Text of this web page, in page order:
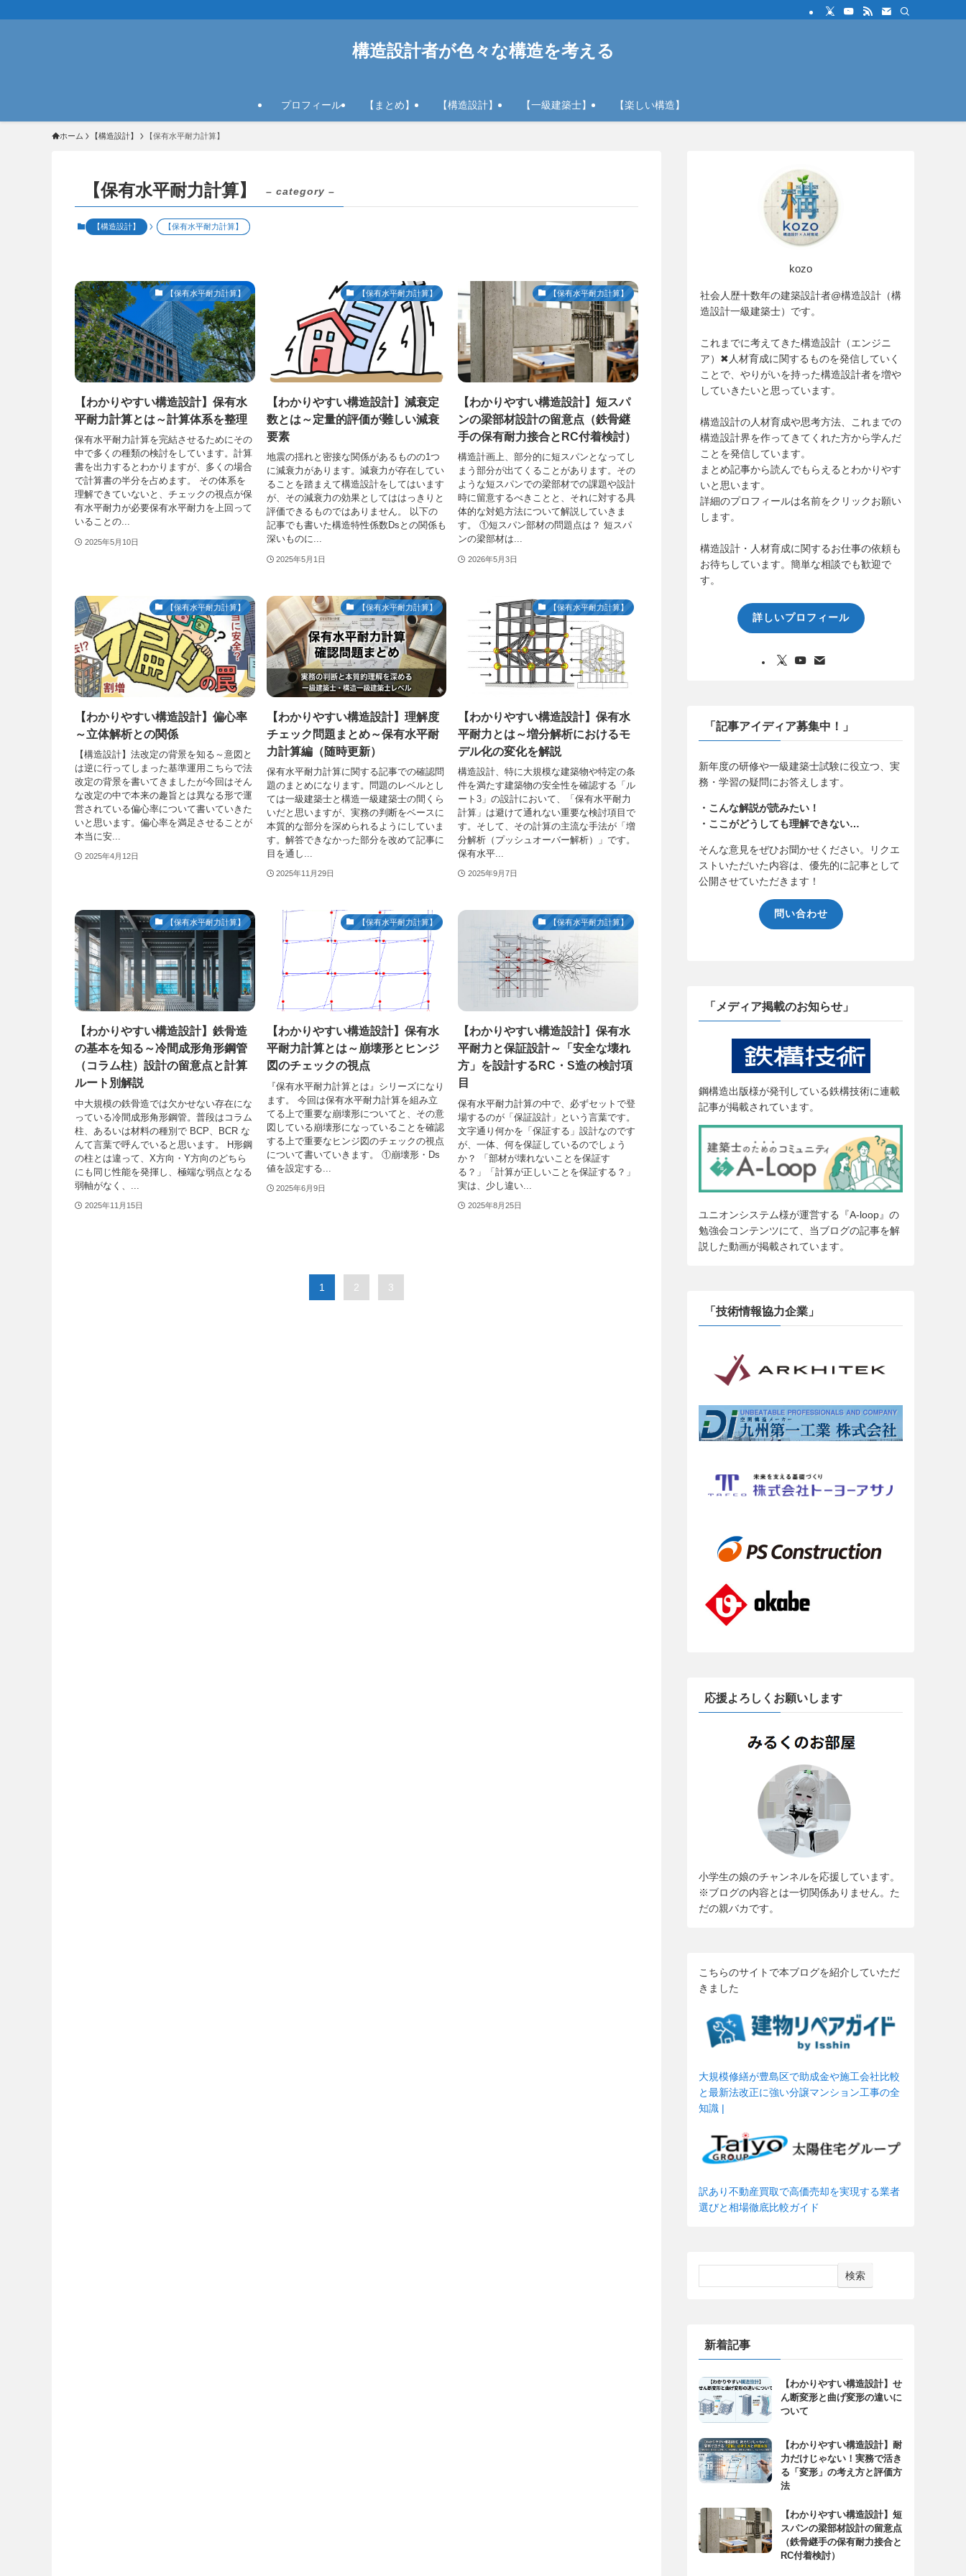
構造設計者が色々な構造を考える
プロフィール 【まとめ】 【構造設計】 【一級建築士】 【楽しい構造】
ホーム 【構造設計】 【保有水平耐力計算】
【保有水平耐力計算】 – category –
【構造設計】 【保有水平耐力計算】
【保有水平耐力計算】
【わかりやすい構造設計】保有水
平耐力計算とは～計算体系を整理
保有水平耐力計算を完結させるためにその
中で多くの種類の検討をしています。計算
書を出力するとわかりますが、多くの場合
で計算書の半分を占めます。 その体系を
理解できていないと、チェックの視点が保
有水平耐力が必要保有水平耐力を上回って
いることの...
2025年5月10日
【保有水平耐力計算】
【わかりやすい構造設計】減衰定
数とは～定量的評価が難しい減衰
要素
地震の揺れと密接な関係があるものの1つ
に減衰力があります。減衰力が存在してい
ることを踏まえて構造設計をしてはいます
が、その減衰力の効果としてははっきりと
評価できるものではありません。 以下の
記事でも書いた構造特性係数Dsとの関係も
深いものに...
2025年5月1日
【保有水平耐力計算】
【わかりやすい構造設計】短スパ
ンの梁部材設計の留意点（鉄骨継
手の保有耐力接合とRC付着検討）
構造計画上、部分的に短スパンとなってし
まう部分が出てくることがあります。その
ような短スパンでの梁部材での課題や設計
時に留意するべきことと、それに対する具
体的な対処方法について解説していきま
す。 ①短スパン部材の問題点は？ 短スパ
ンの梁部材は...
2026年5月3日
【保有水平耐力計算】
【わかりやすい構造設計】偏心率
～立体解析との関係
【構造設計】法改定の背景を知る～意図と
は逆に行ってしまった基準運用こちらで法
改定の背景を書いてきましたが今回はそん
な改定の中で本来の趣旨とは異なる形で運
営されている偏心率について書いていきた
いと思います。偏心率を満足させることが
本当に安...
2025年4月12日
【保有水平耐力計算】
【わかりやすい構造設計】理解度
チェック問題まとめ～保有水平耐
力計算編（随時更新）
保有水平耐力計算に関する記事での確認問
題のまとめになります。問題のレベルとし
ては一級建築士と構造一級建築士の間くら
いだと思いますが、実務の判断をベースに
本質的な部分を深められるようにしていま
す。解答できなかった部分を改めて記事に
目を通し...
2025年11月29日
【保有水平耐力計算】
【わかりやすい構造設計】保有水
平耐力とは～増分解析におけるモ
デル化の変化を解説
構造設計、特に大規模な建築物や特定の条
件を満たす建築物の安全性を確認する「ル
ート3」の設計において、「保有水平耐力
計算」は避けて通れない重要な検討項目で
す。そして、その計算の主流な手法が「増
分解析（プッシュオーバー解析）」です。
保有水平...
2025年9月7日
【保有水平耐力計算】
【わかりやすい構造設計】鉄骨造
の基本を知る～冷間成形角形鋼管
（コラム柱）設計の留意点と計算
ルート別解説
中大規模の鉄骨造では欠かせない存在にな
っている冷間成形角形鋼管。普段はコラム
柱、あるいは材料の種別で BCP、BCR な
んて言葉で呼んでいると思います。 H形鋼
の柱とは違って、X方向・Y方向のどちら
にも同じ性能を発揮し、極端な弱点となる
弱軸がなく、...
2025年11月15日
【保有水平耐力計算】
【わかりやすい構造設計】保有水
平耐力計算とは～崩壊形とヒンジ
図のチェックの視点
『保有水平耐力計算とは』シリーズになり
ます。 今回は保有水平耐力計算を組み立
てる上で重要な崩壊形についてと、その意
図している崩壊形になっていることを確認
する上で重要なヒンジ図のチェックの視点
について書いていきます。 ①崩壊形・Ds
値を設定する...
2025年6月9日
【保有水平耐力計算】
【わかりやすい構造設計】保有水
平耐力と保証設計～「安全な壊れ
方」を設計するRC・S造の検討項
目
保有水平耐力計算の中で、必ずセットで登
場するのが「保証設計」という言葉です。
文字通り何かを「保証する」設計なのです
が、一体、何を保証しているのでしょう
か？ 「部材が壊れないことを保証す
る？」「計算が正しいことを保証する？」
実は、少し違い...
2025年8月25日
1 2 3
kozo
社会人歴十数年の建築設計者@構造設計（構
造設計一級建築士）です。
これまでに考えてきた構造設計（エンジニ
ア）✖人材育成に関するものを発信していく
ことで、やりがいを持った構造設計者を増や
していきたいと思っています。
構造設計の人材育成や思考方法、これまでの
構造設計界を作ってきてくれた方から学んだ
ことを発信しています。
まとめ記事から読んでもらえるとわかりやす
いと思います。
詳細のプロフィールは名前をクリックお願い
します。
構造設計・人材育成に関するお仕事の依頼も
お待ちしています。簡単な相談でも歓迎で
す。
詳しいプロフィール
「記事アイディア募集中！」
新年度の研修や一級建築士試験に役立つ、実
務・学習の疑問にお答えします。
・こんな解説が読みたい！
・ここがどうしても理解できない…
そんな意見をぜひお聞かせください。リクエ
ストいただいた内容は、優先的に記事として
公開させていただきます！
問い合わせ
「メディア掲載のお知らせ」
鋼構造出版様が発刊している鉄構技術に連載
記事が掲載されています。
ユニオンシステム様が運営する『A-loop』の
勉強会コンテンツにて、当ブログの記事を解
説した動画が掲載されています。
「技術情報協力企業」
応援よろしくお願いします
小学生の娘のチャンネルを応援しています。
※ブログの内容とは一切関係ありません。た
だの親バカです。
こちらのサイトで本ブログを紹介していただ
きました
大規模修繕が豊島区で助成金や施工会社比較
と最新法改正に強い分譲マンション工事の全
知識 |
訳あり不動産買取で高価売却を実現する業者
選びと相場徹底比較ガイド
検索
新着記事
【わかりやすい構造設計】せ
ん断変形と曲げ変形の違いに
ついて
【わかりやすい構造設計】耐
力だけじゃない！実務で活き
る「変形」の考え方と評価方
法
【わかりやすい構造設計】短
スパンの梁部材設計の留意点
（鉄骨継手の保有耐力接合と
RC付着検討）